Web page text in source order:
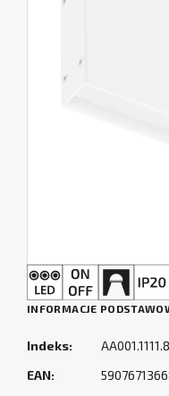
INFORMACJE
Indeks:
EAN: